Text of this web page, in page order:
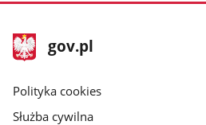
stopka
gov.pl
Strona
gov.pl
gov.pl
Polityka cookies
Służba cywilna